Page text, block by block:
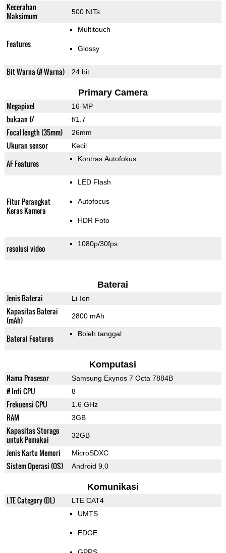
Kecerahan
Maksimum
500 NITs
Features
Multitouch
Glossy
Bit Warna (# Warna) 24 bit
Primary Camera
Megapixel 16-MP
bukaan f/ f/1.7
Focal length (35mm) 26mm
Ukuran sensor Kecil
AF Features Kontras Autofokus
Fitur Perangkat
Keras Kamera
LED Flash
Autofocus
HDR Foto
resolusi video 1080p/30fps
Baterai
Jenis Baterai Li-Ion
Kapasitas Baterai
(mAh)
2800 mAh
Baterai Features Boleh tanggal
Komputasi
Nama Prosesor Samsung Exynos 7 Octa 7884B
# Inti CPU 8
Frekuensi CPU 1.6 GHz
RAM 3GB
Kapasitas Storage
untuk Pemakai
32GB
Jenis Kartu Memori MicroSDXC
Sistem Operasi (OS) Android 9.0
Komunikasi
LTE Category (DL) LTE CAT4
UMTS
EDGE